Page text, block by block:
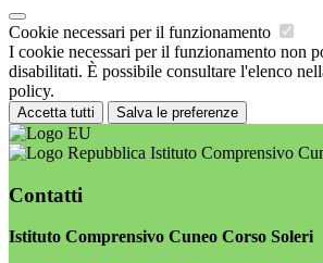
Cookie necessari per il funzionamento
I cookie necessari per il funzionamento non
disabilitati. È possibile consultare l'elenco
policy.
Accetta tutti Salva le preferenze
Istituto Comprensivo
Contatti
Istituto Comprensivo Cuneo Corso Soleri